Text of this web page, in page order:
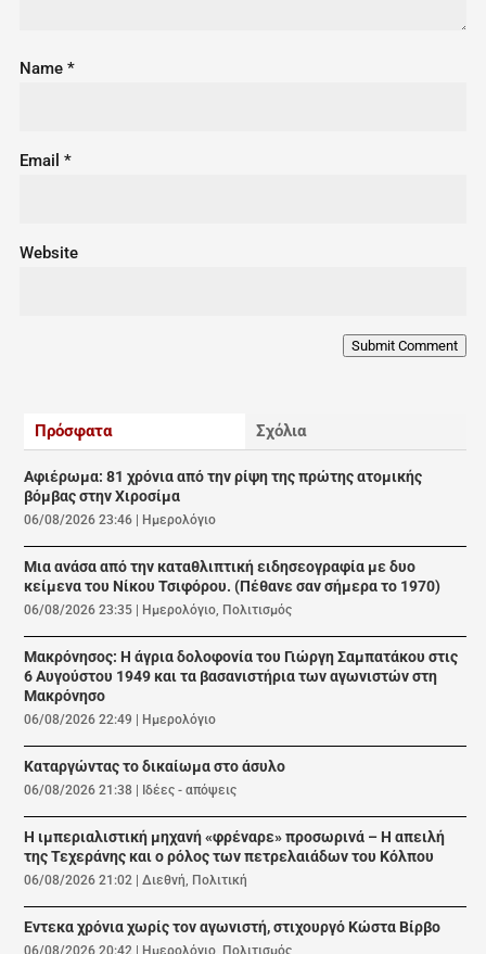
Name *
Email *
Website
Submit Comment
Πρόσφατα Σχόλια
Αφιέρωμα: 81 χρόνια από την ρίψη της πρώτης ατομικής
βόμβας στην Χιροσίμα
06/08/2026 23:46 | Ημερολόγιο
Μια ανάσα από την καταθλιπτική ειδησεογραφία με δυο
κείμενα του Νίκου Τσιφόρου. (Πέθανε σαν σήμερα το 1970)
06/08/2026 23:35 | Ημερολόγιο Πολιτισμός
Μακρόνησος: Η άγρια δολοφονία του Γιώργη Σαμπατάκου στις
6 Αυγούστου 1949 και τα βασανιστήρια των αγωνιστών στη
Μακρόνησο
06/08/2026 22:49 | Ημερολόγιο
Καταργώντας το δικαίωμα στο άσυλο
06/08/2026 21:38 | Ιδέες - απόψεις
Η ιμπεριαλιστική μηχανή «φρέναρε» προσωρινά – Η απειλή
της Τεχεράνης και ο ρόλος των πετρελαιάδων του Κόλπου
06/08/2026 21:02 |Διεθνή Πολιτική
Εντεκα χρόνια χωρίς τον αγωνιστή, στιχουργό Κώστα Βίρβο
06/08/2026 20:42 | Ημερολόγιο Πολιτισμός